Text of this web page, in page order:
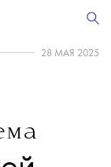
28 МАЯ 2025